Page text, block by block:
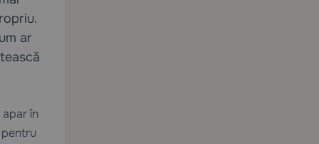
ar
apar în